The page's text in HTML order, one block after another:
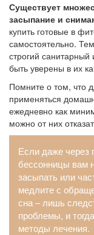
Существует
засыпание и
купить готовые в
самостоятельно.
строгий
быть уверены в их
Помните о том, что
применяться
ежедневно как
можно от них
Если даже через
бессонницы вам
засыпать или
медлите с
сна – лишь
проблемы, и
методы лечения.